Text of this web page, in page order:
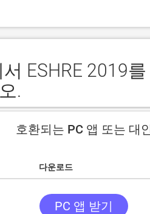
ESHRE 2019
.
호환되는 PC 앱 또는 대
다운로드
PC 앱 받기